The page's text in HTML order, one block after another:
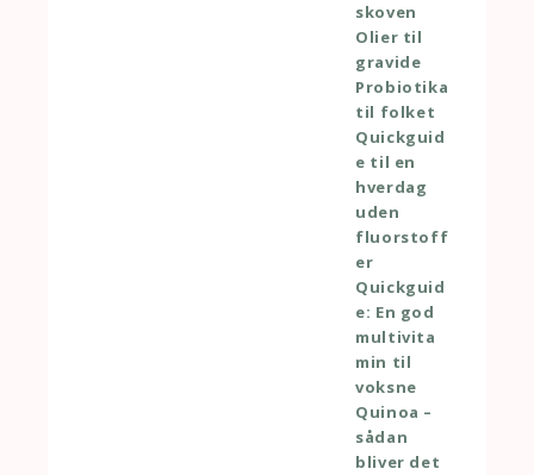
skoven
Olier til
gravide
Probiotika
til folket
Quickguid
e til en
hverdag
uden
fluorstoff
er
Quickguid
e: En god
multivita
min til
voksne
Quinoa –
sådan
bliver det